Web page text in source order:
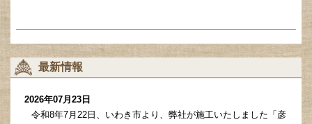
最新情報
2026年07月23日
令和8年7月22日、いわき市より、弊社が施工いたしました「彦